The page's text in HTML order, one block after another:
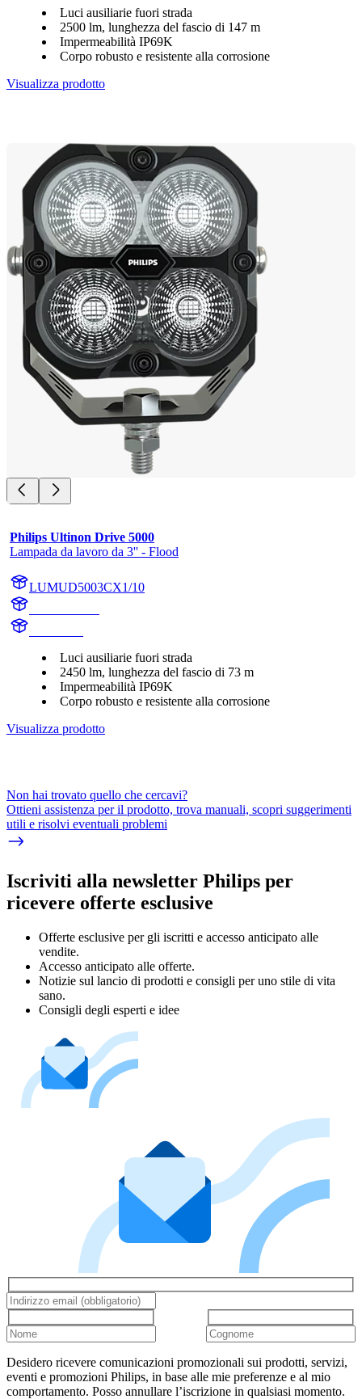
Luci ausiliarie fuori strada
2500 lm, lunghezza del fascio di 147 m
Impermeabilità IP69K
Corpo robusto e resistente alla corrosione
Visualizza prodotto
Philips Ultinon Drive 5000
Lampada da lavoro da 3'' - Flood
LUMUD5003CX1/10
Luci ausiliarie fuori strada
2450 lm, lunghezza del fascio di 73 m
Impermeabilità IP69K
Corpo robusto e resistente alla corrosione
Visualizza prodotto
Non hai trovato quello che cercavi?
Ottieni assistenza per il prodotto, trova manuali, scopri suggerimenti
utili e risolvi eventuali problemi
Iscriviti alla newsletter Philips per
ricevere offerte esclusive
Offerte esclusive per gli iscritti e accesso anticipato alle
vendite.
Accesso anticipato alle offerte.
Notizie sul lancio di prodotti e consigli per uno stile di vita
sano.
Consigli degli esperti e idee
Desidero ricevere comunicazioni promozionali sui prodotti, servizi,
eventi e promozioni Philips, in base alle mie preferenze e al mio
comportamento. Posso annullare l’iscrizione in qualsiasi momento.